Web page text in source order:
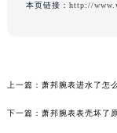
本页链接： http://
上一篇： 萧邦腕表进水了怎
下一篇： 萧邦腕表表壳坏了